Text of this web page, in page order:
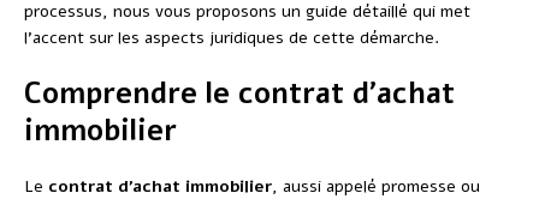
processus, nous vous proposons un guide détaillé qui met
l’accent sur les aspects juridiques de cette démarche.
Comprendre le contrat d’achat
immobilier
Le contrat d’achat immobilier, aussi appelé promesse ou